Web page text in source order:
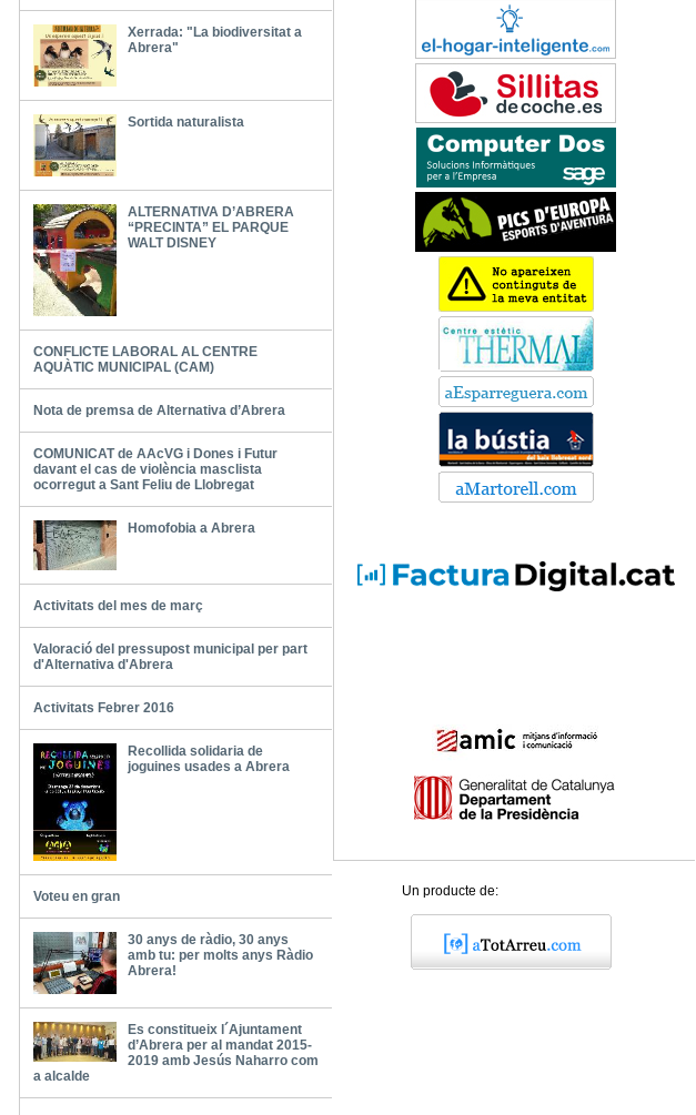
Xerrada: "La biodiversitat a
Abrera"
Sortida naturalista
ALTERNATIVA D’ABRERA
“PRECINTA” EL PARQUE
WALT DISNEY
CONFLICTE LABORAL AL CENTRE
AQUÀTIC MUNICIPAL (CAM)
Nota de premsa de Alternativa d’Abrera
COMUNICAT de AAcVG i Dones i Futur
davant el cas de violència masclista
ocorregut a Sant Feliu de Llobregat
Homofobia a Abrera
Activitats del mes de març
Valoració del pressupost municipal per part
d'Alternativa d'Abrera
Activitats Febrer 2016
Recollida solidaria de
joguines usades a Abrera
Voteu en gran
30 anys de ràdio, 30 anys
amb tu: per molts anys Ràdio
Abrera!
Es constitueix l´Ajuntament
d’Abrera per al mandat 2015-
2019 amb Jesús Naharro com
a alcalde
Un producte de: